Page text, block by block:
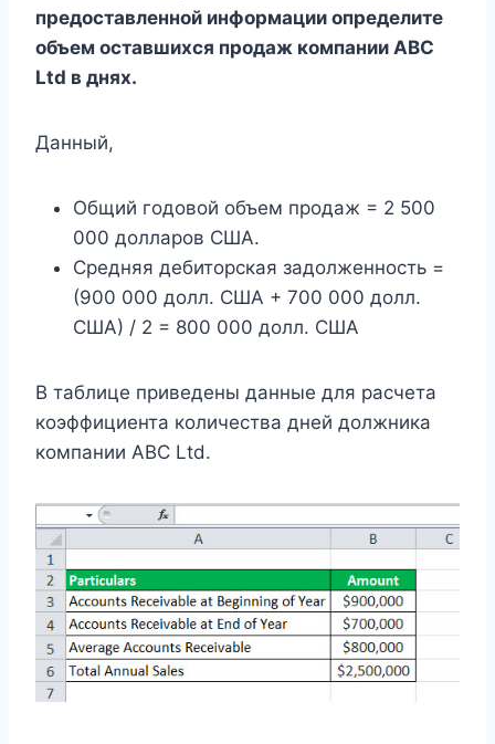
предоставленной информации определите
объем оставшихся продаж компании ABC
Ltd в днях.
Данный,
Общий годовой объем продаж = 2 500
000 долларов США.
Средняя дебиторская задолженность =
(900 000 долл. США + 700 000 долл.
США) / 2 = 800 000 долл. США
В таблице приведены данные для расчета
коэффициента количества дней должника
компании ABC Ltd.